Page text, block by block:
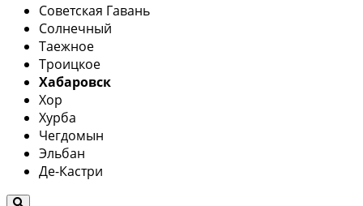
Советская Гавань
Солнечный
Таежное
Троицкое
Хабаровск
Хор
Хурба
Чегдомын
Эльбан
Де-Кастри